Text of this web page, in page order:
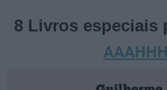
8 Livros especiais